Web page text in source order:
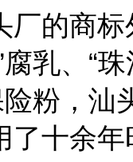
厂的商
腐乳、“
险粉，汕
了十余